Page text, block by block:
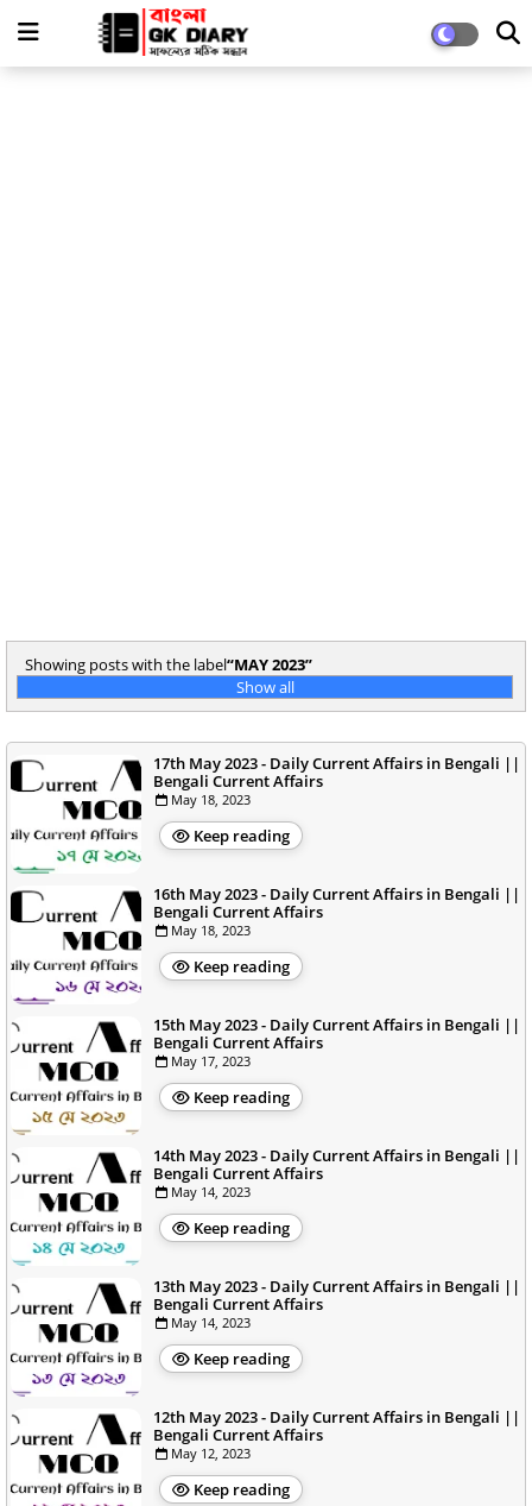
Showing posts with the label MAY 2023
Show all
17th May 2023 - Daily Current Affairs in Bengali ||
Bengali Current Affairs
May 18, 2023
Keep reading
16th May 2023 - Daily Current Affairs in Bengali ||
Bengali Current Affairs
May 18, 2023
Keep reading
15th May 2023 - Daily Current Affairs in Bengali ||
Bengali Current Affairs
May 17, 2023
Keep reading
14th May 2023 - Daily Current Affairs in Bengali ||
Bengali Current Affairs
May 14, 2023
Keep reading
13th May 2023 - Daily Current Affairs in Bengali ||
Bengali Current Affairs
May 14, 2023
Keep reading
12th May 2023 - Daily Current Affairs in Bengali ||
Bengali Current Affairs
May 12, 2023
Keep reading